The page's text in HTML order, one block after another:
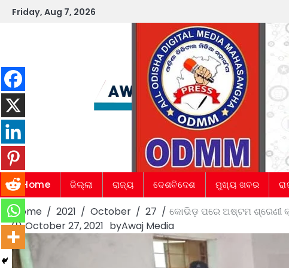
SkipFriday, Aug 7, 2026
Home ଜିଲ୍ଲା ରାଜ୍ୟ ଦେଶବିଦେଶ ମୁଖ୍ୟ ଖବର
Home 2021 October 27
କୋଭିଡ଼ ପରେ ଅଷ୍ଟମ ଶ୍ରେଣୀ
October 27, 2021 byAwaj Media